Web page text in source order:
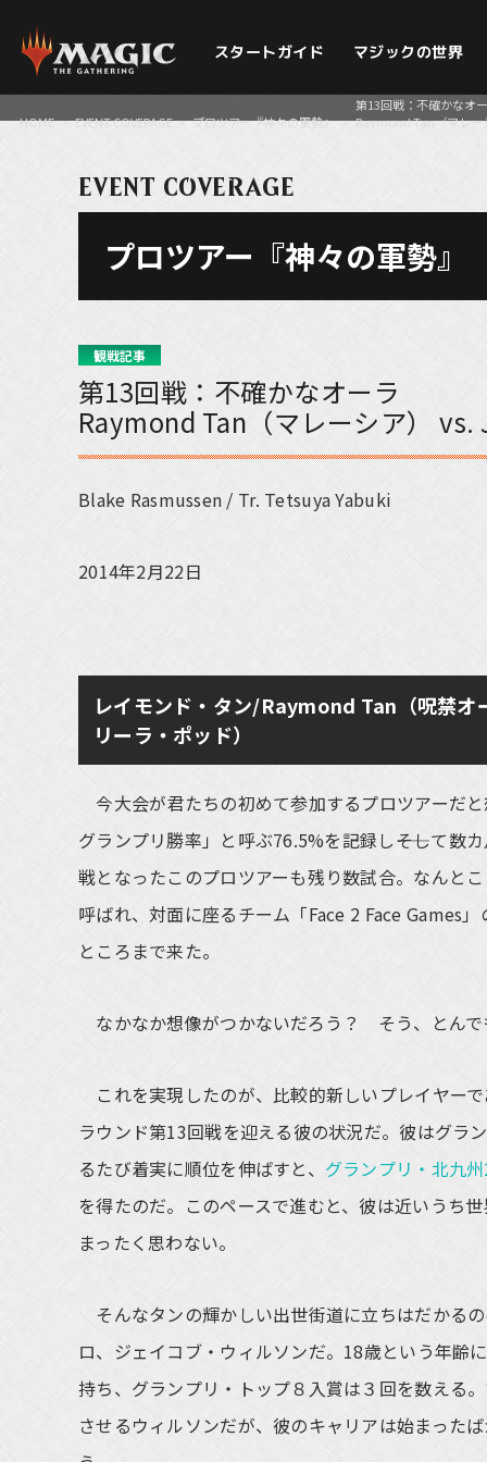
スタートガイド マジックの世界
HOME > EVENT COVERAGE > プロツアー『神々の軍勢』 >
第13回戦：不確かなオ
Raymond Tan（マレー
EVENT COVERAGE
プロツアー『神々の軍勢』
観戦記事
第13回戦：不確かなオーラ
Raymond Tan（マレーシア）
Blake Rasmussen / Tr. Tetsuya Yabuki
2014年2月22日
レイモンド・タン/Raymond Tan（呪禁
リーラ・ポッド）
今大会が君たちの初めて参加するプロツアーだ
グランプリ勝率」と呼ぶ76.5%を記録し――そして
戦となったこのプロツアーも残り数試合。なんと
呼ばれ、対面に座るチーム「Face 2 Face Games
ところまで来た。
なかなか想像がつかないだろう？ そう、とんで
これを実現したのが、比較的新しいプレイヤー
ラウンド第13回戦を迎える彼の状況だ。彼はグラ
るたび着実に順位を伸ばすと、 グランプリ・北九
を得たのだ。このペースで進むと、彼は近いうち
まったく思わない。
そんなタンの輝かしい出世街道に立ちはだかる
ロ、ジェイコブ・ウィルソンだ。18歳という年齢
持ち、グランプリ・トップ８入賞は３回を数える
させるウィルソンだが、彼のキャリアは始まった